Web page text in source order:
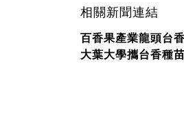
相關新聞連結
百香果產業龍頭台
大葉大學攜台香種